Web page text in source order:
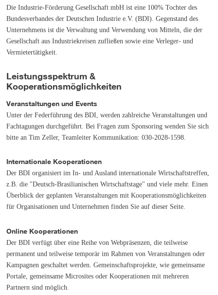
Die Industrie-Förderung Gesellschaft mbH ist eine 100% Tochter des
Bundesverbandes der Deutschen Industrie e.V. (BDI). Gegenstand des
Unternehmens ist die Verwaltung und Verwendung von Mitteln, die der
Gesellschaft aus Industriekreisen zufließen sowie eine Verleger- und
Vermietertätigkeit.
Leistungsspektrum &
Kooperationsmöglichkeiten
Veranstaltungen und Events
Unter der Federführung des BDI, werden zahlreiche Veranstaltungen und
Fachtagungen durchgeführt. Bei Fragen zum Sponsoring wenden Sie sich
bitte an Tim Zeller, Teamleiter Kommunikation: 030-2028-1598.
Internationale Kooperationen
Der BDI organisiert im In- und Ausland internationale Wirtschaftstreffen,
z.B. die "Deutsch-Brasilianischen Wirtschaftstage" und viele mehr. Einen
Überblick der geplanten Veranstaltungen mit Kooperationsmöglichkeiten
für Organisationen und Unternehmen finden Sie auf dieser Seite.
Online Kooperationen
Der BDI verfügt über eine Reihe von Webpräsenzen, die teilweise
permanent und teilweise temporär im Rahmen von Veranstaltungen oder
Kampagnen geschaltet werden. Gemeinschaftsprojekte, wie gemeinsame
Portale, gemeinsame Microsites oder Kooperationen mit mehreren
Partnern sind möglich.